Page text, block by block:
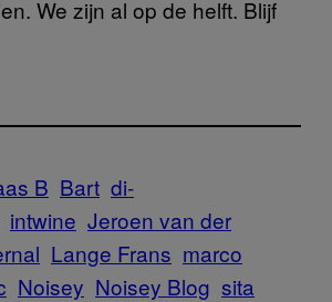
We zijn al op de helft. Blijf
B Bart di-
intwine Jeroen van der
Lange Frans marco
Noisey Noisey Blog sita